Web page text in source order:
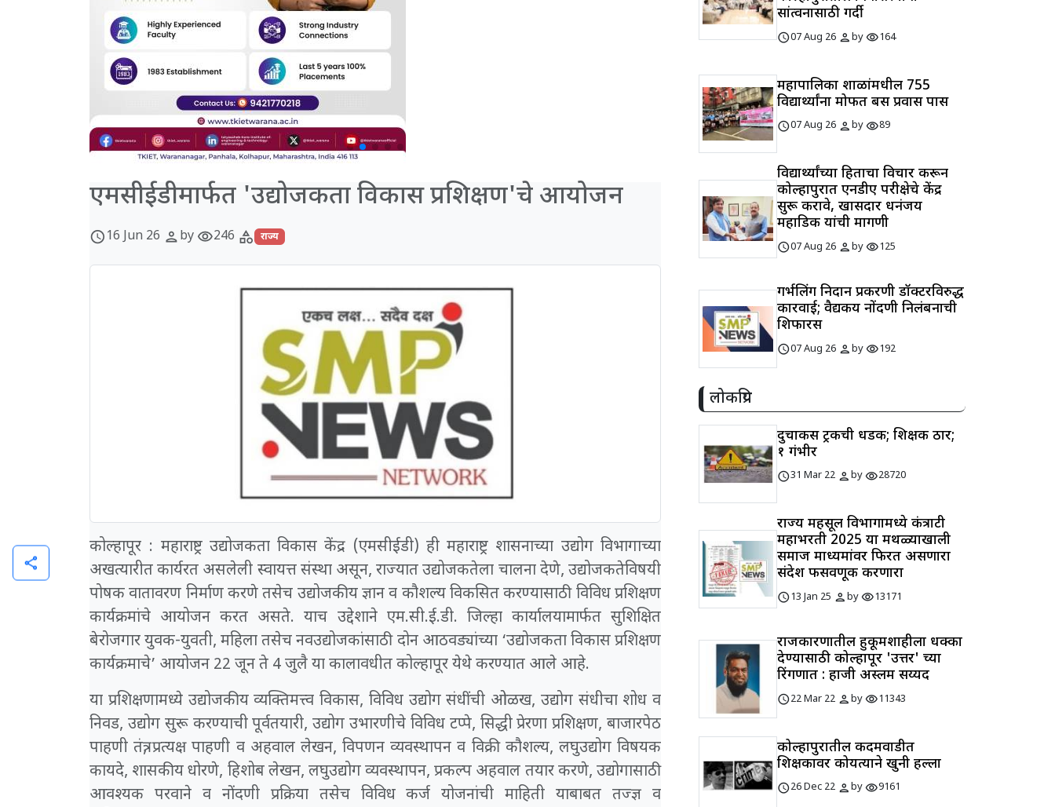
एमसीईडीमार्फत 'उद्योजकता विकास प्रशिक्षण'चे आयोजन
schedule16 Jun 26 personby visibility246 category राज्य
कोल्हापूर : महाराष्ट्र उद्योजकता विकास केंद्र (एमसीईडी) ही महाराष्ट्र शासनाच्या उद्योग विभागाच्या
अखत्यारीत कार्यरत असलेली स्वायत्त संस्था असून, राज्यात उद्योजकतेला चालना देणे, उद्योजकतेविषयी
पोषक वातावरण निर्माण करणे तसेच उद्योजकीय ज्ञान व कौशल्य विकसित करण्यासाठी विविध प्रशिक्षण
कार्यक्रमांचे आयोजन करत असते. याच उद्देशाने एम.सी.ई.डी. जिल्हा कार्यालयामार्फत सुशिक्षित
बेरोजगार युवक-युवती, महिला तसेच नवउद्योजकांसाठी दोन आठवड्यांच्या ‘उद्योजकता विकास प्रशिक्षण
कार्यक्रमाचे’ आयोजन 22 जून ते 4 जुलै या कालावधीत कोल्हापूर येथे करण्यात आले आहे.
या प्रशिक्षणामध्ये उद्योजकीय व्यक्तिमत्त्व विकास, विविध उद्योग संधींची ओळख, उद्योग संधीचा शोध व
निवड, उद्योग सुरू करण्याची पूर्वतयारी, उद्योग उभारणीचे विविध टप्पे, सिद्धी प्रेरणा प्रशिक्षण, बाजारपेठ
पाहणी तंत्र, प्रत्यक्ष पाहणी व अहवाल लेखन, विपणन व्यवस्थापन व विक्री कौशल्य, लघुउद्योग विषयक
कायदे, शासकीय धोरणे, हिशोब लेखन, लघुउद्योग व्यवस्थापन, प्रकल्प अहवाल तयार करणे, उद्योगासाठी
आवश्यक परवाने व नोंदणी प्रक्रिया तसेच विविध कर्ज योजनांची माहिती याबाबत तज्ज्ञ व
सांत्वनासाठी गर्दी
schedule07 Aug 26 personbyvisibility164
महापालिका शाळांमधील 755
विद्यार्थ्यांना मोफत बस प्रवास पास
schedule07 Aug 26 personbyvisibility89
विद्यार्थ्यांच्या हिताचा विचार करून
कोल्हापुरात एनडीए परीक्षेचे केंद्र
सुरू करावे, खासदार धनंजय
महाडिक यांची मागणी
schedule07 Aug 26 personbyvisibility125
गर्भलिंग निदान प्रकरणी डॉक्टरविरुद्ध
कारवाई; वैद्यकीय नोंदणी निलंबनाची
शिफारस
schedule07 Aug 26 personbyvisibility192
लोकप्रिय
दुचाकीस ट्रकची धडक; शिक्षक ठार;
१ गंभीर
schedule31 Mar 22 personbyvisibility28720
राज्य महसूल विभागामध्ये कंत्राटी
महाभरती 2025 या मथळ्याखाली
समाज माध्यमांवर फिरत असणारा
संदेश फसवणूक करणारा
schedule13 Jan 25 personbyvisibility13171
राजकारणातील हुकूमशाहीला धक्का
देण्यासाठी कोल्हापूर 'उत्तर' च्या
रिंगणात : हाजी अस्लम सय्यद
schedule22 Mar 22 personbyvisibility11343
कोल्हापुरातील कदमवाडीत
शिक्षकावर कोयत्याने खुनी हल्ला
schedule26 Dec 22 personbyvisibility9161
share